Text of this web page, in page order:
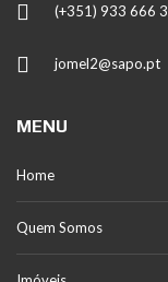
(+351) 933 666
jomel2@sapo.pt
MENU
Home
Quem Somos